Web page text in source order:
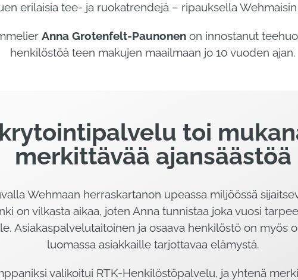
erilaisia tee- ja ruokatrendejä – ripauksella
Anna Grotenfelt-Paunonenon innostanut
henkilöstöä teen makujen maailmaan jo 10 vuoden ajan.
toi
merkittävää ajansäästöä
Wehmaan herraskartanon upeassa miljöössä
on vilkasta aikaa, joten Anna tunnistaa joka vuosi
Asiakaspalvelutaitoinen ja osaava henkilöstö on myös
luomassa asiakkaille tarjottavaa elämystä.
valikoitui RTK-Henkilöstöpalvelu, ja yhtenä